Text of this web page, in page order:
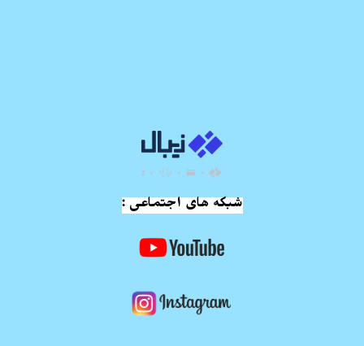
شبکه های اجتماعی :